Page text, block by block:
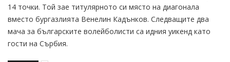
14 точки. Той зае титулярното си място на диагонала
вместо бургазлията Венелин Кадънков. Следващите два
мача за българските волейболисти са идния уикенд като
гости на Сърбия.